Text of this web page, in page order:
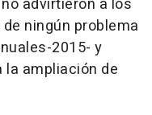
advirtieron a los
ningún problema
2015- y
ampliación de